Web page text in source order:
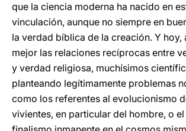
que la ciencia moderna ha nacido en
vinculación, aunque no siempre en
la verdad bíblica de la creación. Y hoy,
mejor las relaciones recíprocas entre
y verdad religiosa, muchísimos
planteando legítimamente problemas
como los referentes al evolucionismo
vivientes, en particular del hombre, o